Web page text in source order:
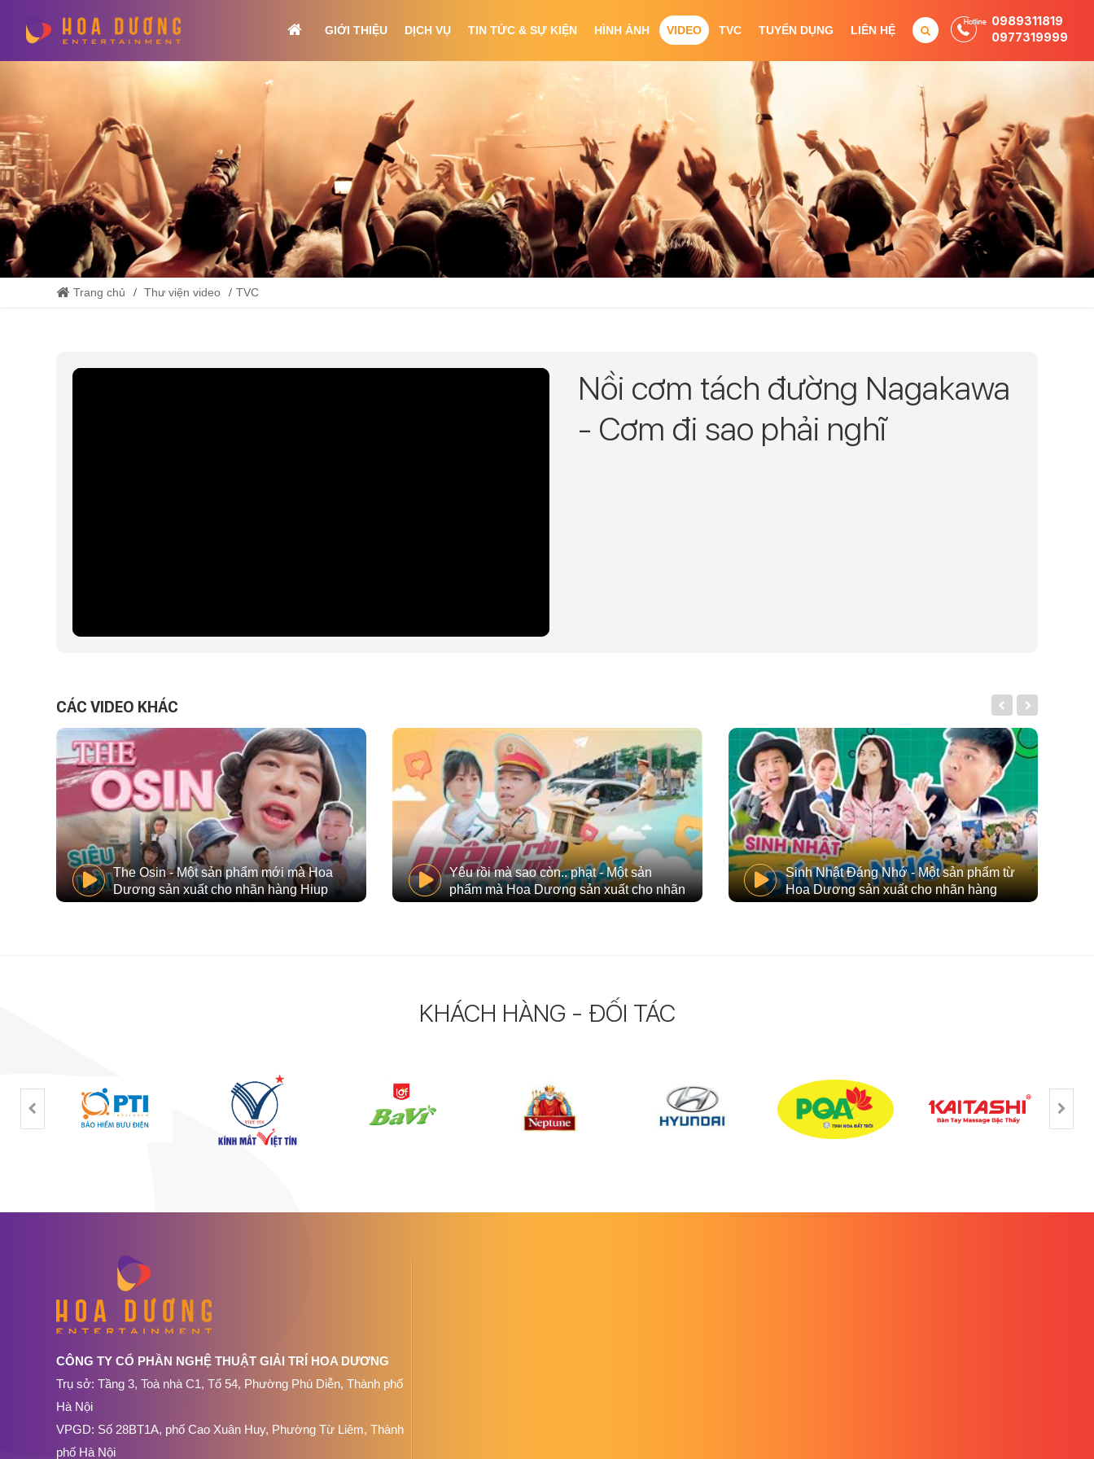
GIỚI THIỆU DỊCH VỤ TIN TỨC & SỰ KIỆN HÌNH ẢNH VIDEO TVC TUYỂN DỤNG LIÊN HỆ
0989311819
0977319999
Trang chủ Thư viện video TVC
Nồi cơm tách đường Nagakawa
- Cơm đi sao phải nghĩ
CÁC VIDEO KHÁC
The Osin - Một sản phẩm mới mà Hoa
Dương sản xuất cho nhãn hàng Hiup
Yêu rồi mà sao còn.. phạt - Một sản
phẩm mà Hoa Dương sản xuất cho nhãn
hàng Zestck
Sinh Nhật Đáng Nhớ - Một sản phẩm từ
Hoa Dương sản xuất cho nhãn hàng
Bảo Việt
KHÁCH HÀNG - ĐỐI TÁC
CÔNG TY CỔ PHẦN NGHỆ THUẬT GIẢI TRÍ HOA DƯƠNG
Trụ sở: Tầng 3, Toà nhà C1, Tổ 54, Phường Phú Diễn, Thành phố
Hà Nội
VPGD: Số 28BT1A, phố Cao Xuân Huy, Phường Từ Liêm, Thành
phố Hà Nội